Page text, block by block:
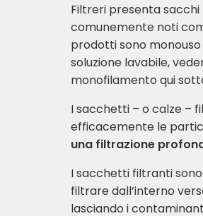
Filtreri presenta
comunemente noti
prodotti sono
soluzione lavabile,
monofilamento qui
I sacchetti – o calze –
efficacemente le
una filtrazione
I sacchetti filtranti
filtrare dall’interno
lasciando i